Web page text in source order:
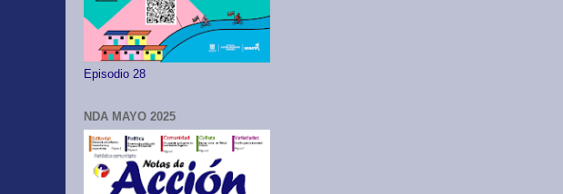
Episodio 28
NDA MAYO 2025